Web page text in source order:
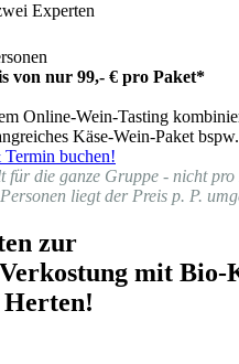
Experten
von nur 99,- € pro Paket*
Online-Wein-Tasting
Käse-Wein-Paket
Termin buchen!
für die ganze Gruppe - nicht pro
liegt der Preis p. P.
zur
mit Bio-